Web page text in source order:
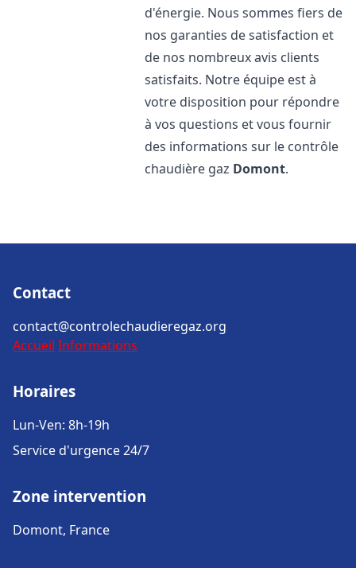
d'énergie. Nous sommes fiers de
nos garanties de satisfaction et
de nos nombreux avis clients
satisfaits. Notre équipe est à
votre disposition pour répondre
à vos questions et vous fournir
des informations sur le contrôle
chaudière gaz Domont.
Contact
contact@controlechaudieregaz.org
Accueil Informations
Horaires
Lun-Ven: 8h-19h
Service d'urgence 24/7
Zone intervention
Domont, France